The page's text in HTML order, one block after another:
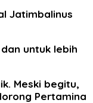
Jatimbalinus
untuk lebih
Meski begitu,
Pertamina